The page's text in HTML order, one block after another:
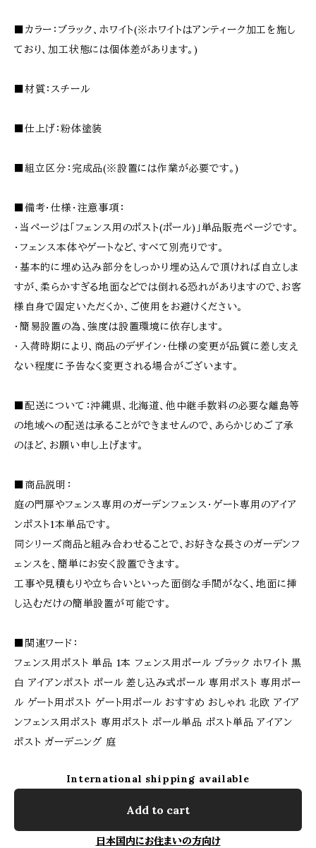
■カラー：ブラック、ホワイト(※ホワイトはアンティーク加工を施し
ており、加工状態には個体差があります。)
■材質：スチール
■仕上げ：粉体塗装
■組立区分：完成品(※設置には作業が必要です。)
■備考・仕様・注意事項：
・当ページは「フェンス用のポスト(ポール)」単品販売ページです。
・フェンス本体やゲートなど、すべて別売りです。
・基本的に埋め込み部分をしっかり埋め込んで頂ければ自立しま
すが、柔らかすぎる地面などでは倒れる恐れがありますので、お客
様自身で固定いただくか、ご使用をお避けください。
・簡易設置の為、強度は設置環境に依存します。
・入荷時期により、商品のデザイン・仕様の変更が品質に差し支え
ない程度に予告なく変更される場合がございます。
■配送について：沖縄県、北海道、他中継手数料の必要な離島等
の地域への配送は承ることができませんので、あらかじめご了承
のほど、お願い申し上げます。
■商品説明：
庭の門扉やフェンス専用のガーデンフェンス・ゲート専用のアイア
ンポスト1本単品です。
同シリーズ商品と組み合わせることで、お好きな長さのガーデンフ
ェンスを、簡単にお安く設置できます。
工事や見積もりや立ち合いといった面倒な手間がなく、地面に挿
し込むだけの簡単設置が可能です。
■関連ワード：
フェンス用ポスト 単品 1本 フェンス用ポール ブラック ホワイト 黒
白 アイアンポスト ポール 差し込み式ポール 専用ポスト 専用ポー
ル ゲート用ポスト ゲート用ポール おすすめ おしゃれ 北欧 アイア
ンフェンス用ポスト 専用ポスト ポール単品 ポスト単品 アイアン
ポスト ガーデニング 庭
International shipping available
Add to cart
日本国内にお住まいの方向け